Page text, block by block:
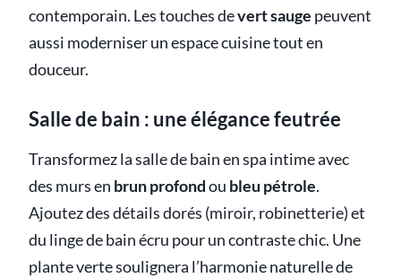
contemporain. Les touches devert sauge peuvent
aussi moderniser un espace cuisine tout en
douceur.
Salle de bain : une élégance feutrée
Transformez la salle de bain en spa intime avec
des murs en brun profondou bleu pétrole.
Ajoutez des détails dorés (miroir, robinetterie) et
du linge de bain écru pour un contraste chic. Une
plante verte soulignera l’harmonie naturelle de